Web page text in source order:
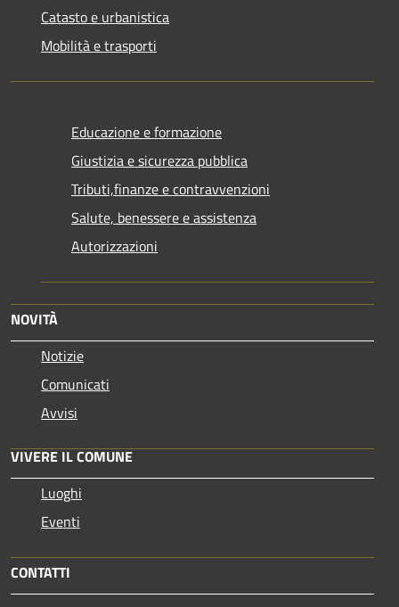
Catasto e urbanistica
Mobilità e trasporti
Educazione e formazione
Giustizia e sicurezza pubblica
Tributi,finanze e contravvenzioni
Salute, benessere e assistenza
Autorizzazioni
NOVITÀ
Notizie
Comunicati
Avvisi
VIVERE IL COMUNE
Luoghi
Eventi
CONTATTI